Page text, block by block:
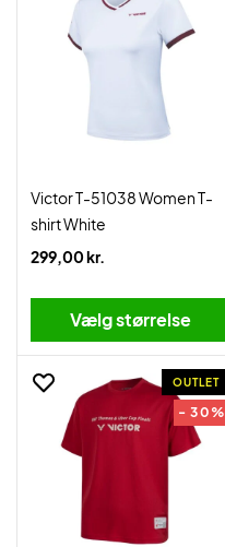
Victor T-51038 Women T-
shirt White
299,00 kr.
Vælg størrelse
OUTLET
- 30%